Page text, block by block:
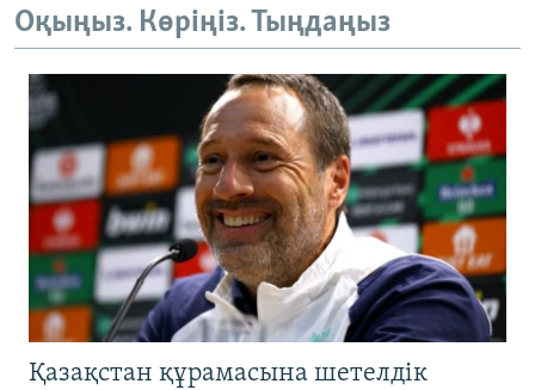
Оқыңыз. Көріңіз. Тыңдаңыз
Қазақстан құрамасына шетелдік